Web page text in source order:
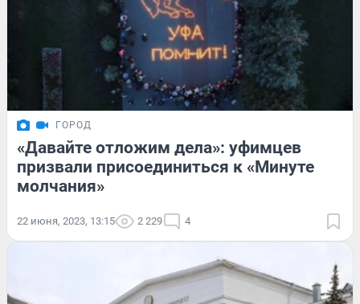
ГОРОД
«Давайте отложим дела»: уфимцев
призвали присоединиться к «Минуте
молчания»
22 июня, 2023, 13:15 2 229 4